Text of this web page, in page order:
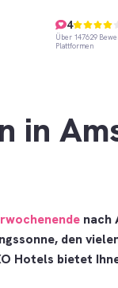
4
Über 147629
Plattformen
in
nach
den
Hotels bietet